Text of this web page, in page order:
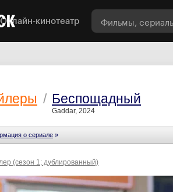
Онлайн-кинотеатр
/ Беспощадный
Gaddar, 2024
о сериале »
(сезон 1; дублированный)